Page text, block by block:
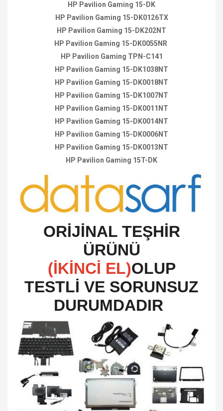
HP Pavilion Gaming 15-DK
HP Pavilion Gaming 15-DK0126TX
HP Pavilion Gaming 15-DK202NT
HP Pavilion Gaming 15-DK0055NR
HP Pavilion Gaming TPN-C141
HP Pavilion Gaming 15-DK1038NT
HP Pavilion Gaming 15-DK0018NT
HP Pavilion Gaming 15-DK1007NT
HP Pavilion Gaming 15-DK0011NT
HP Pavilion Gaming 15-DK0014NT
HP Pavilion Gaming 15-DK0006NT
HP Pavilion Gaming 15-DK0013NT
HP Pavilion Gaming 15T-DK
ORİJİNAL TEŞHİR
ÜRÜNÜ
(İKİNCİ EL)OLUP
TESTLİ VE SORUNSUZ
DURUMDADIR